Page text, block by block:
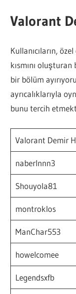
Valorant
Kullanıcıların,
kısmını
bir bölüm
ayrıcalıklarıyla
bunu tercih
Valorant Demir
naberlnnn3
Shouyola81
montroklos
ManChar553
howelcomee
Legendsxfb